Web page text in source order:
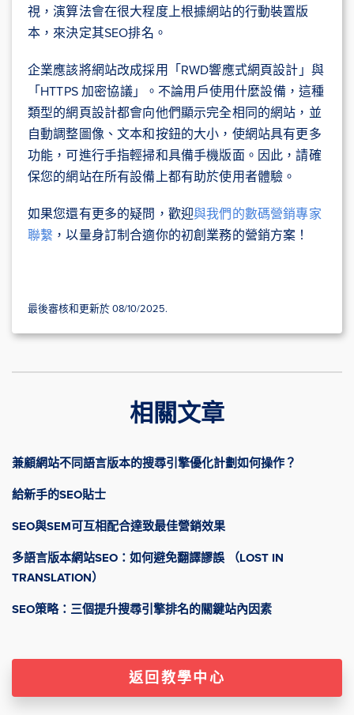
視，演算法會在很大程度上根據網站的行動裝置版
本，來決定其SEO排名。
企業應該將網站改成採用「RWD響應式網頁設計」與
「HTTPS 加密協議」。不論用戶使用什麼設備，這種
類型的網頁設計都會向他們顯示完全相同的網站，並
自動調整圖像、文本和按鈕的大小，使網站具有更多
功能，可進行手指輕掃和具備手機版面。因此，請確
保您的網站在所有設備上都有助於使用者體驗。
如果您還有更多的疑問， 歡迎與我們的數碼營銷專家
聯繫 ，以量身訂制合適你的初創業務的營銷方案！
最後審核和更新於 08/10/2025.
相關文章
兼顧網站不同語言版本的搜尋引擎優化計劃如何操作？
給新手的SEO貼士
SEO與SEM可互相配合達致最佳營銷效果
多語言版本網站SEO：如何避免翻譯謬誤 （LOST IN
TRANSLATION）
SEO策略：三個提升搜尋引擎排名的關鍵站內因素
返回教學中心